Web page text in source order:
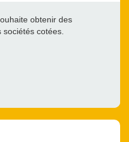
obtenir des
sociétés cotées.